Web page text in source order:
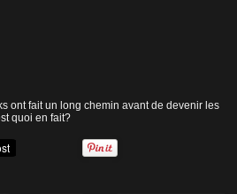
ont fait un long chemin avant de devenir les
quoi en fait?